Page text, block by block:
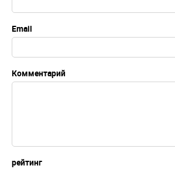
Email
Комментарий
рейтинг